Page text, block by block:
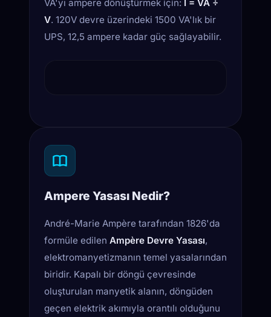
VA'yı ampere dönüştürmek için: I = VA ÷
V. 120V devre üzerindeki 1500 VA'lık bir
UPS, 12,5 ampere kadar güç sağlayabilir.
Görünür (VA)
Ampere Yasası Nedir?
André-Marie Ampère tarafından 1826'da
formüle edilen Ampère Devre Yasası,
elektromanyetizmanın temel yasalarından
biridir. Kapalı bir döngü çevresinde
oluşturulan manyetik alanın, döngüden
geçen elektrik akımıyla orantılı olduğunu